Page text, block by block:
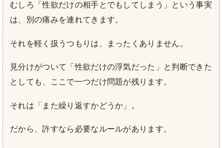
むしろ「性欲だけの相手とでもしてしまう」という事実
は、別の痛みを連れてきます。
それを軽く扱うつもりは、まったくありません。
見分けがついて「性欲だけの浮気だった」と判断できた
としても、ここで一つだけ問題が残ります。
それは「また繰り返すかどうか」。
だから、許すなら必要なルールがあります。